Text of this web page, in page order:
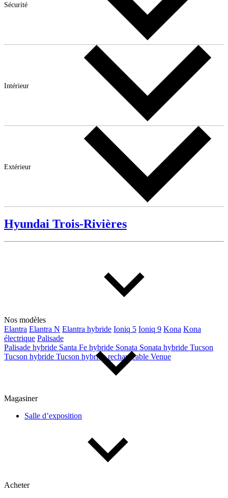
Sécurité
Intérieur
Extérieur
Hyundai Trois-Rivières
Nos modèles
Elantra Elantra N Elantra hybride Ioniq 5 Ioniq 9 Kona Kona
électrique Palisade
Palisade hybride Santa Fe hybride Sonata Sonata hybride Tucson
Tucson hybride Tucson hybride rechargeable Venue
Magasiner
Salle d’exposition
Acheter